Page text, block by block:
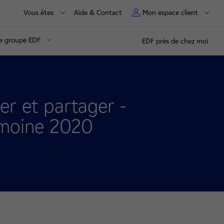
Vous êtes Aide & Contact Mon espace client
groupe EDF EDF près de chez moi
et partager -
2020